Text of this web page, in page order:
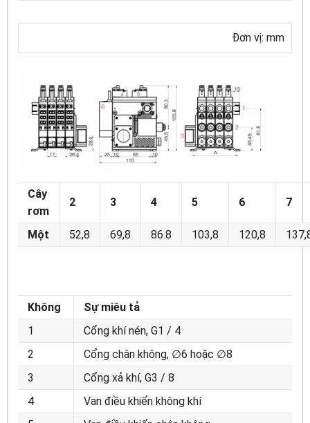
Đơn vị: mm
Cây
rơm
2 3 4 5 6 7
Một 52,8 69,8 86.8 103,8 120,8
Không
Sự miêu tả
1
Cổng khí nén, G1 / 4
2
Cổng chân không, ∅6 hoặc ∅8
3
Cổng xả khí, G3 / 8
4
Van điều khiển không khí